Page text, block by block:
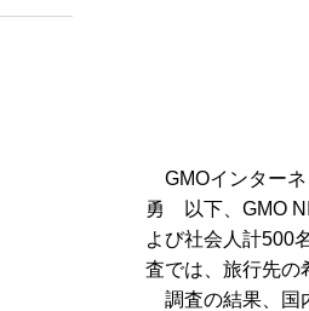
GMOインターネ
勇 以下、GMO
よび社会人計500
査では、旅行先の
調査の結果、国